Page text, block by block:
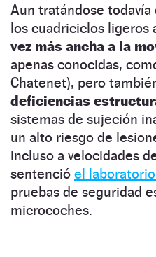
Aun tratándose
los cuadriciclos ligeros
vez más ancha a la
apenas conocidas,
Chatenet), pero
deficiencias
sistemas de sujeción
un alto riesgo de
incluso a velocidades
sentenció el
pruebas de seguridad
microcoches.